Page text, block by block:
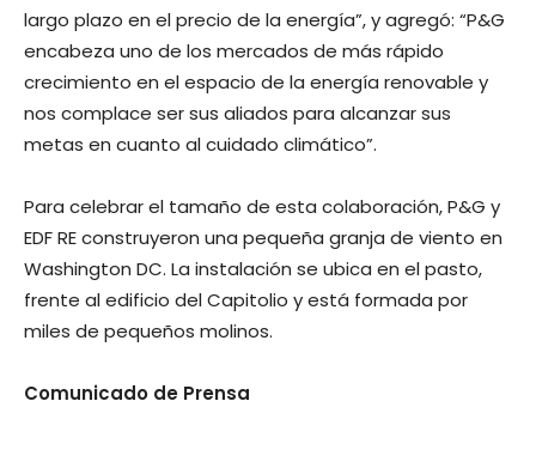
largo plazo en el precio de la energía”, y agregó: “P&G
encabeza uno de los mercados de más rápido
crecimiento en el espacio de la energía renovable y
nos complace ser sus aliados para alcanzar sus
metas en cuanto al cuidado climático”.
Para celebrar el tamaño de esta colaboración, P&G y
EDF RE construyeron una pequeña granja de viento en
Washington DC. La instalación se ubica en el pasto,
frente al edificio del Capitolio y está formada por
miles de pequeños molinos.
Comunicado de Prensa